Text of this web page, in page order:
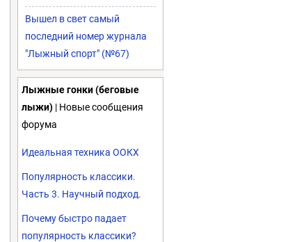
Вышел в свет самый
последний номер журнала
"Лыжный спорт" (№67)
Лыжные гонки (беговые
лыжи) | Новые сообщения
форума
Идеальная техника ООКХ
Популярность классики.
Часть 3. Научный подход.
Почему быстро падает
популярность классики?